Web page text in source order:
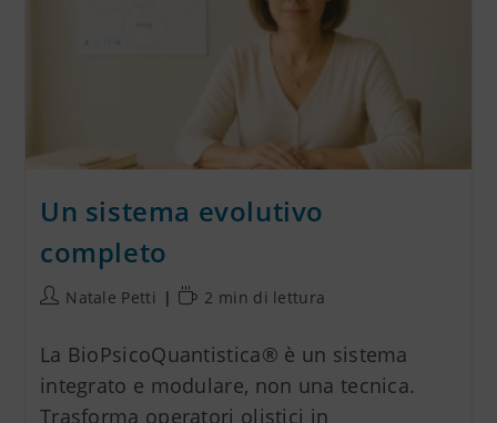
Un sistema evolutivo
completo
Natale Petti 2 min di lettura
La BioPsicoQuantistica® è un sistema
integrato e modulare, non una tecnica.
Trasforma operatori olistici in